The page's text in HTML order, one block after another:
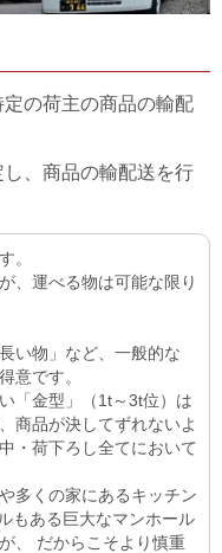
の輸送
末年始
定内支給・制服
定の荷主の商品の輸配
し、商品の輸配送を行
。
、運べる物は可能な限り
い物」など、一般的な
意です。
「金型」（1t～3t位）は
商品が決してずれないよ
・荷下ろし全てにおいて
多くの家にあるキッチン
もある巨大なマンホール
、 だからこそより慎重